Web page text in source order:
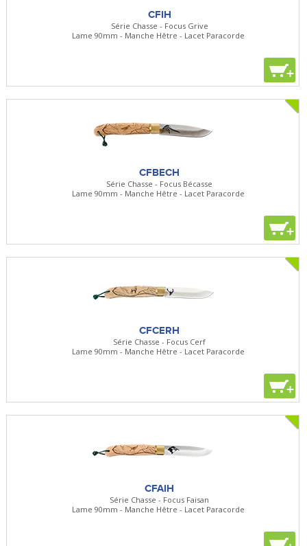
CFIH
Série Chasse - Focus Grive
Lame 90mm - Manche Hêtre - Lacet Paracorde
+
CFBECH
Série Chasse - Focus Bécasse
Lame 90mm - Manche Hêtre - Lacet Paracorde
+
CFCERH
Série Chasse - Focus Cerf
Lame 90mm - Manche Hêtre - Lacet Paracorde
+
CFAIH
Série Chasse - Focus Faisan
Lame 90mm - Manche Hêtre - Lacet Paracorde